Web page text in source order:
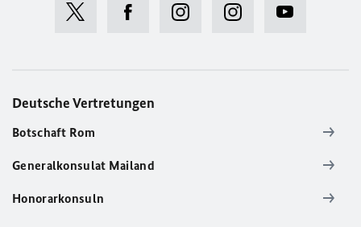
Deutsche Vertretungen
Botschaft Rom
Generalkonsulat Mailand
Honorarkonsuln